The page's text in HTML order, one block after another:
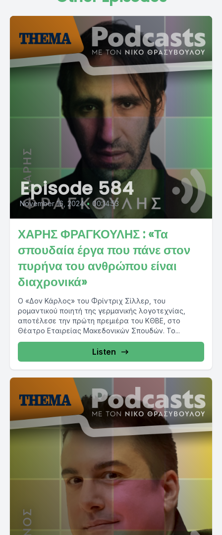
Episode 584
November 16, 2024 • 00:14:53
ΧΑΡΗΣ ΦΡΑΓΚΟΥΛΗΣ : «Τα
σπουδαία έργα που πάνε στον
πυρήνα του ανθρώπου είναι
διαχρονικά»
O «Δον Κάρλος» του Φρίντριχ Σίλλερ, του
ρομαντικού ποιητή της γερμανικής λογοτεχνίας,
αποτέλεσε την πρώτη πρεμιέρα του ΚΘΒΕ, στο
Θέατρο Εταιρείας Μακεδονικών Σπουδών. Το...
Listen